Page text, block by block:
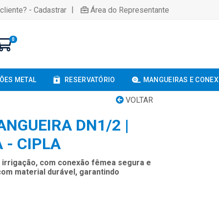
- Cadastrar | Área do Representante
0
METAL RESERVATÓRIO MANGUEIRAS E
VOLTAR
DN1/2 |
- CIPLA
com conexão fêmea segura e
material durável, garantindo